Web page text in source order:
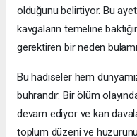
olduğunu belirtiyor. Bu
kavgaların temeline
gerektiren bir neden
Bu hadiseler hem
buhrandır. Bir ölüm
devam ediyor ve kan
toplum düzeni ve